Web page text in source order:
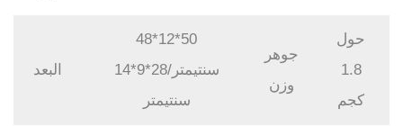
البعد
48*12*50
سنتيمتر/28*9*14
سنتيمتر
جوهر
وزن
حول
1.8
كجم